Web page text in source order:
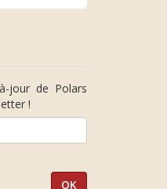
jour de Polars
!